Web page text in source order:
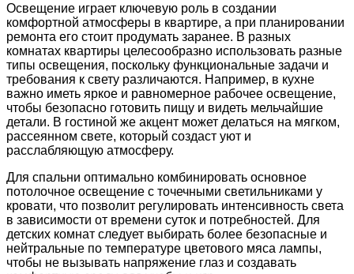
Освещение играет ключевую роль в создании
комфортной атмосферы в квартире, а при планировании
ремонта его стоит продумать заранее. В разных
комнатах квартиры целесообразно использовать разные
типы освещения, поскольку функциональные задачи и
требования к свету различаются. Например, в кухне
важно иметь яркое и равномерное рабочее освещение,
чтобы безопасно готовить пищу и видеть мельчайшие
детали. В гостиной же акцент может делаться на мягком,
рассеянном свете, который создаст уют и
расслабляющую атмосферу.
Для спальни оптимально комбинировать основное
потолочное освещение с точечными светильниками у
кровати, что позволит регулировать интенсивность света
в зависимости от времени суток и потребностей. Для
детских комнат следует выбирать более безопасные и
нейтральные по температуре цветового мяса лампы,
чтобы не вызывать напряжение глаз и создавать